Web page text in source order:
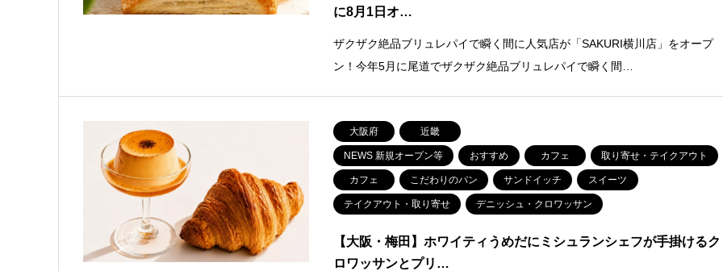
に8月1日オ…
ザクザク絶品ブリュレパイで瞬く間に人気店が「SAKURI横川店」をオープ
ン！今年5月に尾道でザクザク絶品ブリュレパイで瞬く間…
大阪府 近畿
NEWS 新規オープン等 おすすめ カフェ 取り寄せ・テイクアウト
カフェ こだわりのパン サンドイッチ スイーツ
テイクアウト・取り寄せ デニッシュ・クロワッサン
【大阪・梅田】ホワイティうめだにミシュランシェフが手掛けるク
ロワッサンとプリ…